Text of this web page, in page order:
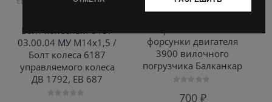
Болт колесный 6187
03.00.04 МУ М14х1,5 /
Болт колеса 6187
управляемого колеса
ДВ 1792, ЕВ 687
Распылитель 3900
форсунки двигателя
3900 вилочного
погрузчика Балканкар
700 ₽